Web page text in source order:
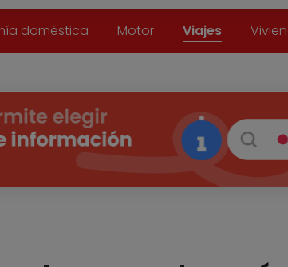
doméstica Motor Viajes